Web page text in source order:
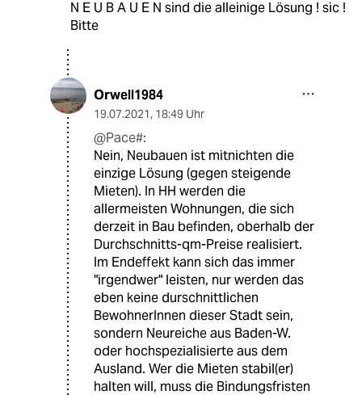
N E U B A U E N sind die alleinige Lösung ! sic !
Bitte
Orwell1984
19.07.2021, 18:49 Uhr
@Pace#:
Nein, Neubauen ist mitnichten die
einzige Lösung (gegen steigende
Mieten). In HH werden die
allermeisten Wohnungen, die sich
derzeit in Bau befinden, oberhalb der
Durchschnitts-qm-Preise realisiert.
Im Endeffekt kann sich das immer
"irgendwer" leisten, nur werden das
eben keine durschnittlichen
BewohnerInnen dieser Stadt sein,
sondern Neureiche aus Baden-W.
oder hochspezialisierte aus dem
Ausland. Wer die Mieten stabil(er)
halten will, muss die Bindungsfristen